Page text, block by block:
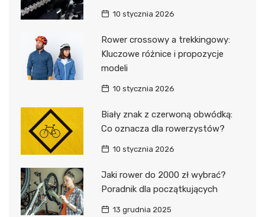
10 stycznia 2026
Rower crossowy a trekkingowy:
Kluczowe różnice i propozycje
modeli
10 stycznia 2026
Biały znak z czerwoną obwódką:
Co oznacza dla rowerzystów?
10 stycznia 2026
Jaki rower do 2000 zł wybrać?
Poradnik dla początkujących
13 grudnia 2025